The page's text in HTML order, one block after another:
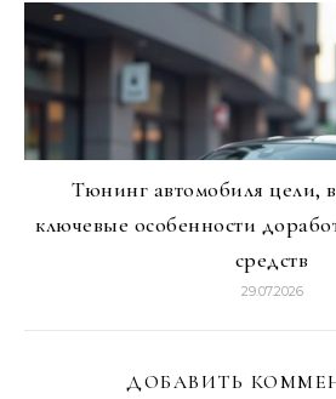
Тюнинг автомобиля цели,
ключевые особенности
средств
29.07.2026
ДОБАВИТЬ